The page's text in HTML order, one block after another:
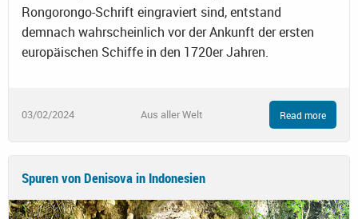
Rongorongo-Schrift eingraviert sind, entstand
demnach wahrscheinlich vor der Ankunft der ersten
europäischen Schiffe in den 1720er Jahren.
03/02/2024 Aus aller Welt Read more
Spuren von Denisova in Indonesien